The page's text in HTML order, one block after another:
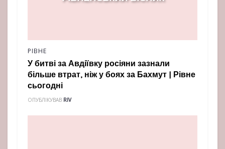
РІВНЕ
У битві за Авдіївку росіяни зазнали
більше втрат, ніж у боях за Бахмут | Рівне
сьогодні
ОПУБЛІКУВАВ RIV